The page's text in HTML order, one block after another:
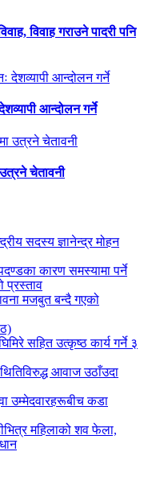
विवाह गराउने पादरी पनि
आन्दोलन गर्ने
चेतावनी
सदस्य ज्ञानेन्द्र मोहन
कारण समस्यामा पर्ने
प्रस्ताव
मजबुत बन्दै गएको
सहित उत्कृष्ठ कार्य गर्ने ३
आवाज उठाँउदा
उम्मेदवारहरूबीच कडा
महिलाको शव फेला,